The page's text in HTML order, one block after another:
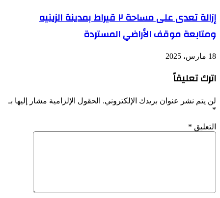
إزالة تعدى على مساحة ٢ قيراط بمدينة الزينيه
ومتابعة موقف الأراضي المستردة
18 مارس، 2025
اترك تعليقاً
لن يتم نشر عنوان بريدك الإلكتروني. الحقول الإلزامية مشار إليها بـ
*
التعليق *